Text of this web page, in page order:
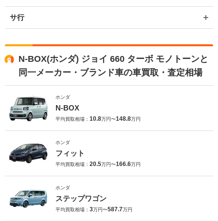
サ行
N-BOX(ホンダ) ジョイ 660 ターボ モノトーンと
同一メーカー・ブランド車の車買取・査定相場
ホンダ
N-BOX
平均買取相場： 10.8万円〜148.8万円
ホンダ
フィット
平均買取相場： 20.5万円〜166.6万円
ホンダ
ステップワゴン
平均買取相場： 3万円〜587.7万円